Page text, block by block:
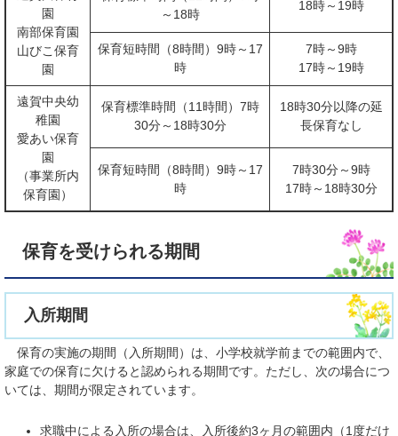
園
南部保育園
山びこ保育
園
～18時
18時～19時
保育短時間（8時間）9時～17
時
7時～9時
17時～19時
遠賀中央幼
稚園
愛あい保育
園
（事業所内
保育園）
保育標準時間（11時間）7時
30分～18時30分
18時30分以降の延
長保育なし
保育短時間（8時間）9時～17
時
7時30分～9時
17時～18時30分
保育を受けられる期間
入所期間
保育の実施の期間（入所期間）は、小学校就学前までの範囲内で、
家庭での保育に欠けると認められる期間です。ただし、次の場合につ
いては、期間が限定されています。
求職中による入所の場合は、入所後約3ヶ月の範囲内（1度だけ